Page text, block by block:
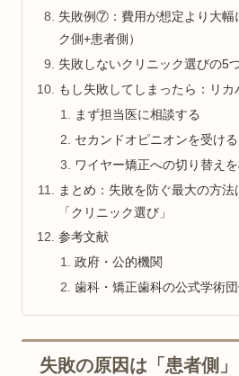
失敗例⑦：費用が想定より大幅
ク側+患者側）
失敗しないクリニック選びの5
もし失敗してしまったら：リカ
まず担当医に相談する
セカンドオピニオンを受ける
ワイヤー矯正への切り替え
まとめ：失敗を防ぐ最大の方法
「クリニック選び」
参考文献
政府・公的機関
歯科・矯正歯科の公式学術
失敗の原因は「患者側